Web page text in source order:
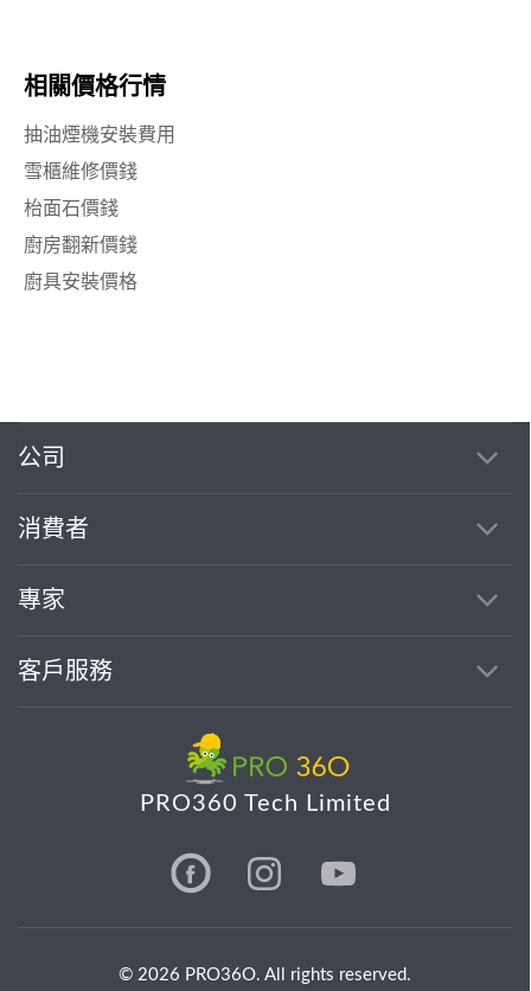
相關價格行情
抽油煙機安裝費用
雪櫃維修價錢
枱面石價錢
廚房翻新價錢
廚具安裝價格
公司
消費者
專家
客戶服務
PRO360 Tech Limited
© 2026 PRO36O. All rights reserved.